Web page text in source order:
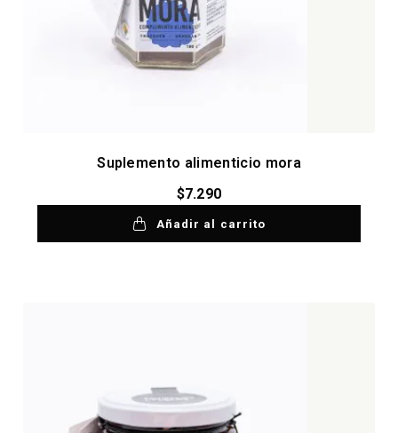
Suplemento alimenticio mora
$7.290
Añadir al carrito